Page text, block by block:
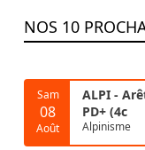
NOS 10
Sam
08
Août
ALPI -
PD+ (4c
Alpinisme